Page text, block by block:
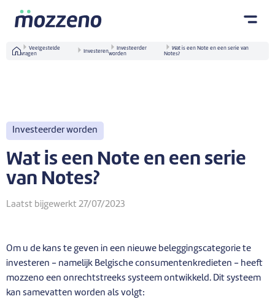
Veelgestelde
vragen
Investeren
Investeerder
worden
Wat is een Note en een serie van
Notes?
Investeerder worden
Wat is een Note en een serie
van Notes?
Laatst bijgewerkt 27/07/2023
Om u de kans te geven in een nieuwe beleggingscategorie te
investeren - namelijk Belgische consumentenkredieten - heeft
mozzeno een onrechtstreeks systeem ontwikkeld. Dit systeem
kan samevatten worden als volgt: